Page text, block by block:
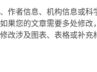
作者信息、机构信息或科
果您的文章需要多处修
改涉及图表、表格或补